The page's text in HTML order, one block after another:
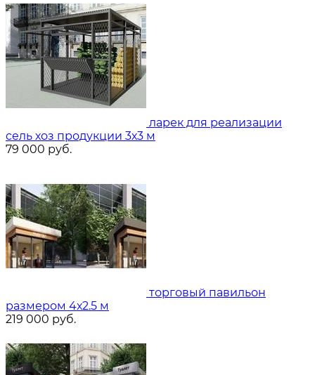
ларек для реализации
сель хоз продукции 3х3 м
79 000 руб.
торговый павильон
размером 4х2.5 м
219 000 руб.